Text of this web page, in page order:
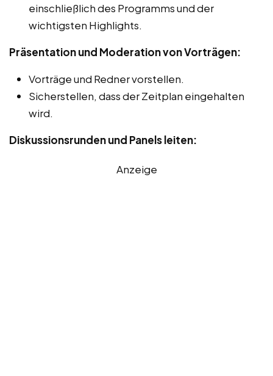
einschließlich des Programms und der
wichtigsten Highlights.
Präsentation und Moderation von Vorträgen:
Vorträge und Redner vorstellen.
Sicherstellen, dass der Zeitplan eingehalten
wird.
Diskussionsrunden und Panels leiten:
Anzeige